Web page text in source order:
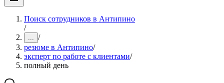
Поиск сотрудников в Антипино
/
... /
резюме в Антипино/
эксперт по работе с клиентами/
полный день